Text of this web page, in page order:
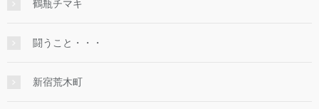
鶴瓶チマキ
闘うこと・・・
新宿荒木町